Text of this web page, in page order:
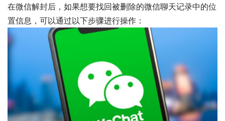
在微信解封后，如果想要找回被删除的微信聊天记录中的位
置信息，可以通过以下步骤进行操作：